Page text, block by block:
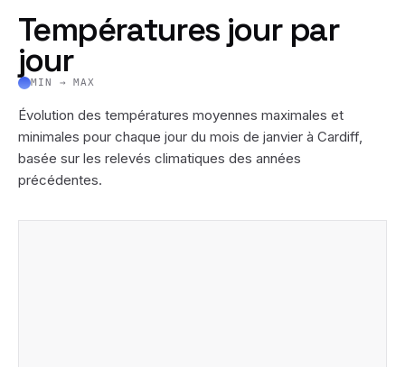
Températures jour par
jour
MIN → MAX
Évolution des températures moyennes maximales et
minimales pour chaque jour du mois de janvier à Cardiff,
basée sur les relevés climatiques des années
précédentes.